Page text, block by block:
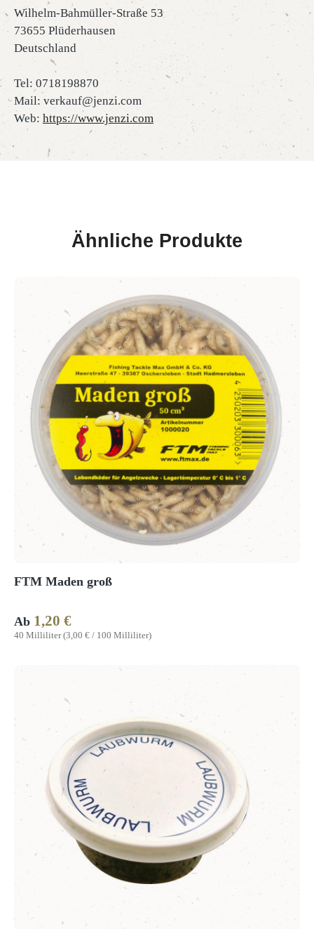
Wilhelm-Bahmüller-Straße 53
73655 Plüderhausen
Deutschland
Tel: 0718198870
Mail: verkauf@jenzi.com
Web: https://www.jenzi.com
Ähnliche Produkte
Produktgalerie überspringen
FTM Maden groß
40 Milliliter(3,00 € / 100 Milliliter)
Regulärer Preis:
Ab 1,20 €